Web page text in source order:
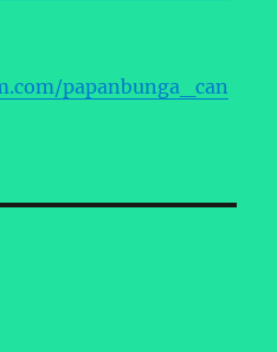
papanbunga_can